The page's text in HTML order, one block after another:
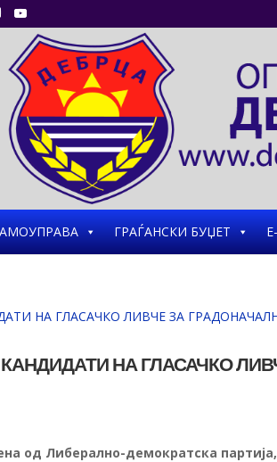
ГРАЃАНСКИ БУЏЕТ
НА ГЛАСАЧКО
од Либерално-демократска партија,